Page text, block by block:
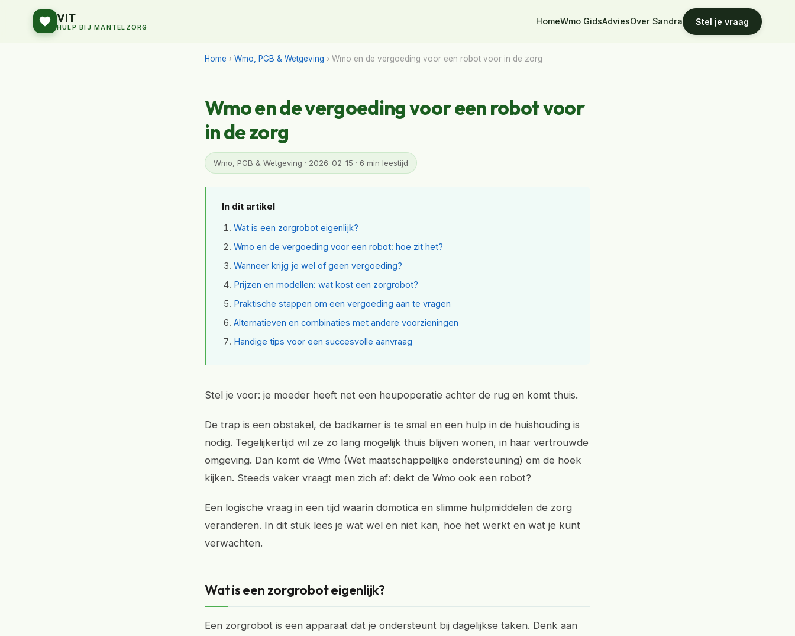
VIT
HULP BIJ MANTELZORG
HomeWmo GidsAdviesOver Sandra Stel je vraag
Home › Wmo, PGB & Wetgeving › Wmo en de vergoeding voor een robot voor in de zorg
Wmo en de vergoeding voor een robot voor
in de zorg
Wmo, PGB & Wetgeving · 2026-02-15 · 6 min leestijd
In dit artikel
Wat is een zorgrobot eigenlijk?
Wmo en de vergoeding voor een robot: hoe zit het?
Wanneer krijg je wel of geen vergoeding?
Prijzen en modellen: wat kost een zorgrobot?
Praktische stappen om een vergoeding aan te vragen
Alternatieven en combinaties met andere voorzieningen
Handige tips voor een succesvolle aanvraag
Stel je voor: je moeder heeft net een heupoperatie achter de rug en komt thuis.
De trap is een obstakel, de badkamer is te smal en een hulp in de huishouding is
nodig. Tegelijkertijd wil ze zo lang mogelijk thuis blijven wonen, in haar vertrouwde
omgeving. Dan komt de Wmo (Wet maatschappelijke ondersteuning) om de hoek
kijken. Steeds vaker vraagt men zich af: dekt de Wmo ook een robot?
Een logische vraag in een tijd waarin domotica en slimme hulpmiddelen de zorg
veranderen. In dit stuk lees je wat wel en niet kan, hoe het werkt en wat je kunt
verwachten.
Wat is een zorgrobot eigenlijk?
Een zorgrobot is een apparaat dat je ondersteunt bij dagelijkse taken. Denk aan